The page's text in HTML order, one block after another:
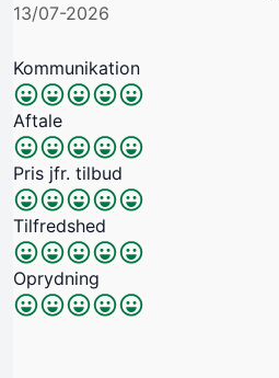
13/07-2026
Kommunikation
Aftale
Pris jfr. tilbud
Tilfredshed
Oprydning